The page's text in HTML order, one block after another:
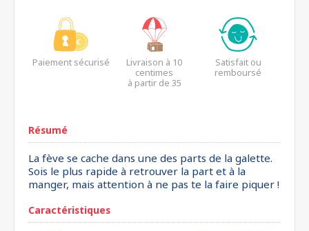
Paiement sécurisé
Livraison à 10
centimes
à partir de 35
Satisfait ou
remboursé
Résumé
La fève se cache dans une des parts de la galette.
Sois le plus rapide à retrouver la part et à la
manger, mais attention à ne pas te la faire piquer !
Caractéristiques